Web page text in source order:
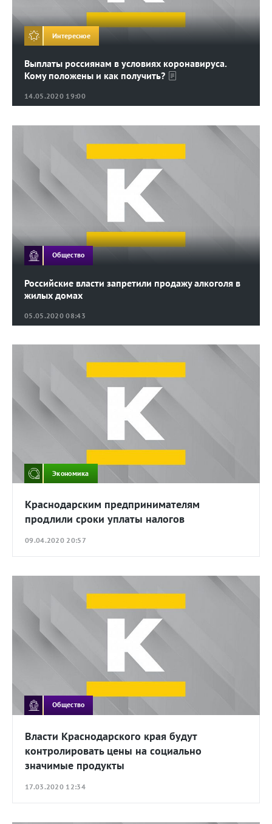
14.05.2020 19:00
Выплаты россиянам в условиях коронавируса.
Кому положены и как получить?
Интересное
05.05.2020 08:43
Российские власти запретили продажу алкоголя в
жилых домах
Общество
Экономика
Краснодарским предпринимателям
продлили сроки уплаты налогов
09.04.2020 20:57
Общество
Власти Краснодарского края будут
контролировать цены на социально
значимые продукты
17.03.2020 12:34